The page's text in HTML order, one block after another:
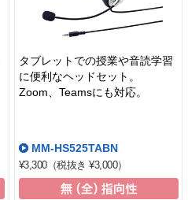
タブレットでの授業や音読学習
に便利なヘッドセット。
Zoom、Teamsにも対応。
MM-HS525TABN
¥3,300（税抜き ¥3,000）